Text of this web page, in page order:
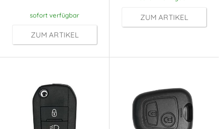
sofort verfügbar
ZUM ARTIKEL
ZUM ARTIKEL